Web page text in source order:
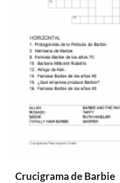
Crucigrama de Barbie